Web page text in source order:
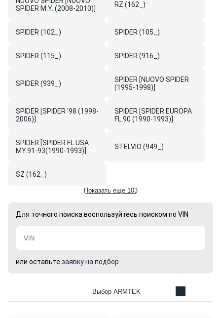
SPIDER M.Y. (2008-2010)]
RZ (162_)
SPIDER (102_) SPIDER (105_)
SPIDER (115_) SPIDER (916_)
SPIDER (939_)
SPIDER [NUOVO SPIDER
(1995-1998)]
SPIDER [SPIDER '98 (1998-
2006)]
SPIDER [SPIDER EUROPA
FL.90 (1990-1993)]
SPIDER [SPIDER FL.USA
MY.91-93(1990-1993)]
STELVIO (949_)
SZ (162_)
Показать еще 103
Для точного поиска воспользуйтесь поиском по VIN
или оставьте заявку на подбор
Выбор ARMTEK